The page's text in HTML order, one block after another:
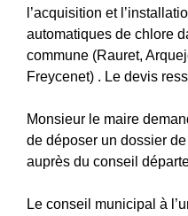
l’acquisition et
automatiques de chlore
commune (Rauret,
Freycenet) . Le devis
Monsieur le maire
de déposer un dossier
auprès du conseil
Le conseil municipal à